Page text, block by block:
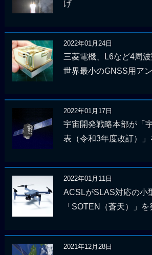
げ
2022年01月24日
三菱電機、L6など4周
世界最小のGNSS用ア
2022年01月17日
宇宙開発戦略本部が「
表（令和3年度改訂）」
2022年01月11日
ACSLがSLAS対応の小
「SOTEN（蒼天）」を
2021年12月28日